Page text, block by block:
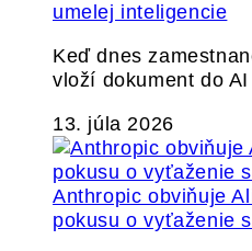
umelej inteligencie
Keď dnes
vloží dokument do
13. júla 2026
Anthropic obviňuje
pokusu o vyťaženie